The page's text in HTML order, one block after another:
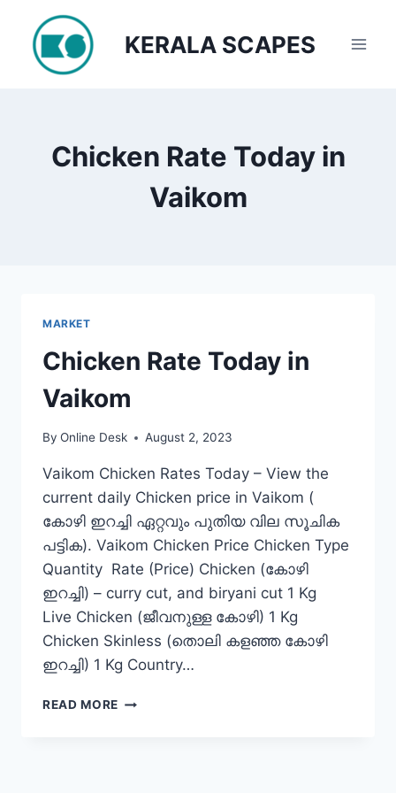
content
KERALA SCAPES
Chicken Rate Today in
Vaikom
MARKET
Chicken Rate Today in
Vaikom
By Online Desk August 2, 2023
Vaikom Chicken Rates Today – View the
current daily Chicken price in Vaikom (
കോഴി ഇറച്ചി ഏറ്റവും പുതിയ വില സൂചിക
പട്ടിക). Vaikom Chicken Price Chicken Type
Quantity Rate (Price) Chicken (കോഴി
ഇറച്ചി) – curry cut, and biryani cut 1 Kg
Live Chicken (ജീവനുള്ള കോഴി) 1 Kg
Chicken Skinless (തൊലി കളഞ്ഞ കോഴി
ഇറച്ചി) 1 Kg Country…
READ MORE CHICKEN